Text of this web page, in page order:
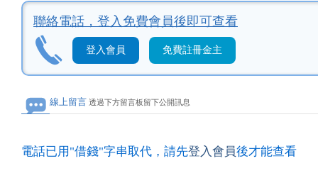
聯絡電話， 登入免費會員後即可查看
登入會員 免費註冊金主
線上留言 透過下方留言板留下公開訊息
電話已用"借錢"字串取代，請先登入會員後才能查看